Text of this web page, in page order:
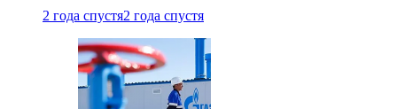
2 года спустя2 года спустя